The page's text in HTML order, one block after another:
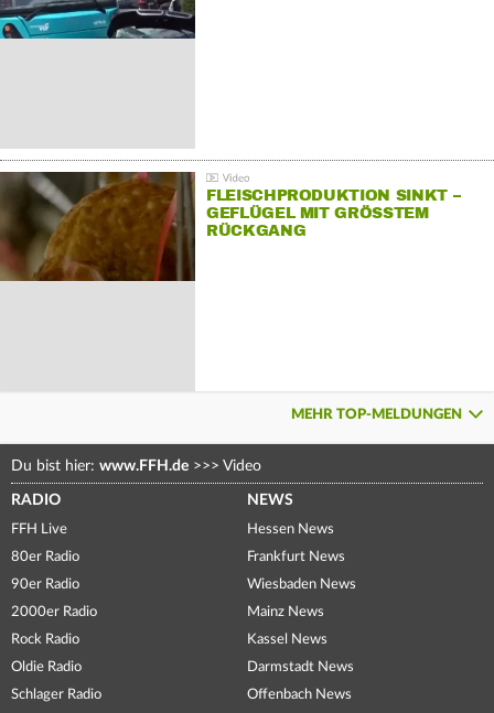
FLEISCHPRODUKTION SINKT –
GEFLÜGEL MIT GRÖSSTEM R
ÜCKGANG
MEHR TOP-MELDUNGEN
Du bist hier: www.FFH.de >>> Video
RADIO
FFH Live
80er Radio
90er Radio
2000er Radio
Rock Radio
Oldie Radio
Schlager Radio
NEWS
Hessen News
Frankfurt News
Wiesbaden News
Mainz News
Kassel News
Darmstadt News
Offenbach News